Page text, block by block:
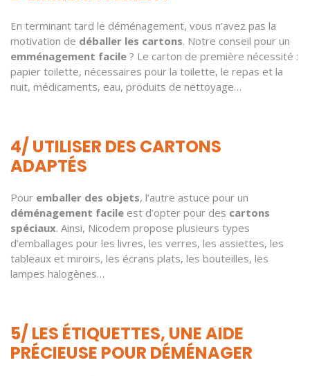
En terminant tard le déménagement, vous n’avez pas la
motivation de déballer les cartons. Notre conseil pour un
emménagement facile ? Le carton de première nécessité :
papier toilette, nécessaires pour la toilette, le repas et la
nuit, médicaments, eau, produits de nettoyage…
4/ UTILISER DES CARTONS
ADAPTÉS
Pour emballer des objets, l’autre astuce pour un
déménagement facile est d’opter pour des cartons
spéciaux. Ainsi, Nicodem propose plusieurs types
d’emballages pour les livres, les verres, les assiettes, les
tableaux et miroirs, les écrans plats, les bouteilles, les
lampes halogènes…
5/ LES ÉTIQUETTES, UNE AIDE
PRÉCIEUSE POUR DÉMÉNAGER